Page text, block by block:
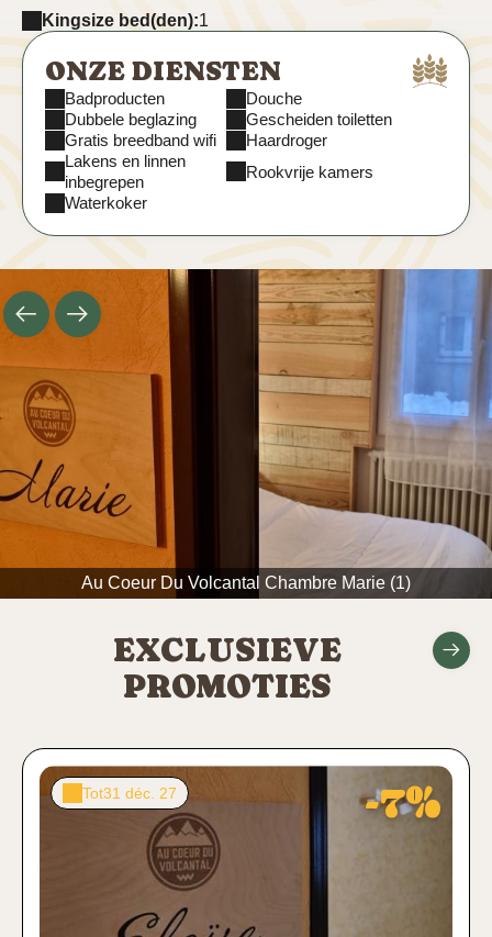
Kingsize bed(den):1
ONZE DIENSTEN
Badproducten
Douche
Dubbele beglazing
Gescheiden toiletten
Gratis breedband wifi
Haardroger
Lakens en linnen
inbegrepen
Rookvrije kamers
Waterkoker
Au Coeur Du Volcantal Chambre Marie (1)
EXCLUSIEVE
PROMOTIES
Tot31 déc. 27 -7%